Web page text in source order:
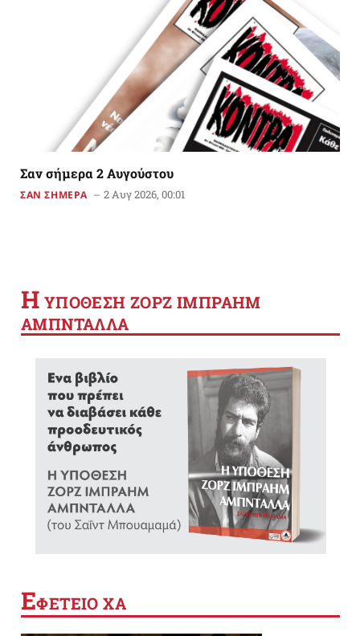
Σαν σήμερα 2 Αυγούστου
ΣΑΝ ΣΗΜΕΡΑ 2 Αυγ 2026, 00:01
Η YΠΟΘΕΣΗ ΖΟΡΖ ΙΜΠΡΑΗΜ
ΑΜΠΝΤΑΛΛΑ
ΕΦΕΤΕΙΟ ΧΑ